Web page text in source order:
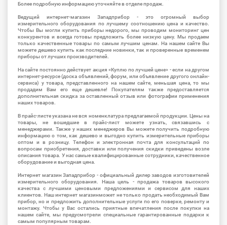
Более подробную информацию уточняйте в отделе продаж.
Ведущий интернет-магазин Западприбор - это огромный выбор
измерительного оборудования по лучшему соотношению цена и качество.
Чтобы Вы могли купить приборы недорого, мы проводим мониторинг цен
конкурентов и всегда готовы предложить более низкую цену. Мы продаем
только качественные товары по самым лучшим ценам. На нашем сайте Вы
можете дешево купить как последние новинки, так и проверенные временем
приборы от лучших производителей.
На сайте постоянно действует акция «Куплю по лучшей цене» - если на другом
интернет-ресурсе (доска объявлений, форум, или объявление другого онлайн-
сервиса) у товара, представленного на нашем сайте, меньшая цена, то мы
продадим Вам его еще дешевле! Покупателям также предоставляется
дополнительная скидка за оставленный отзыв или фотографии применения
наших товаров.
В прайс-листе указана не вся номенклатура предлагаемой продукции. Цены на
товары, не вошедшие в прайс-лист можете узнать, связавшись с
менеджерами. Также у наших менеджеров Вы можете получить подробную
информацию о том, как дешево и выгодно купить измерительные приборы
оптом и в розницу. Телефон и электронная почта для консультаций по
вопросам приобретения, доставки или получения скидки приведены возле
описания товара. У нас самые квалифицированные сотрудники, качественное
оборудование и выгодная цена.
Интернет магазин Западприбор - официальный дилер заводов изготовителей
измерительного оборудования. Наша цель - продажа товаров высокого
качества с лучшими ценовыми предложениями и сервисом для наших
клиентов. Наш интернет магазинможет не только продать необходимый Вам
прибор, но и предложить дополнительные услуги по его поверке, ремонту и
монтажу. Чтобы у Вас остались приятные впечатления после покупки на
нашем сайте, мы предусмотрели специальные гарантированные подарки к
самым популярным товарам.